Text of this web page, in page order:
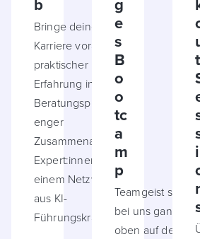
b
Bringe deine KI-
Karriere voran mit
praktischer
Erfahrung in Top-
Beratungsprojekten,
enger
Zusammenarbeit mit
Expert:innen und
einem Netzwerk
aus KI-
Führungskräften.
g
e
s
B
o
o
tc
a
m
p
Teamgeist steht
bei uns ganz
oben auf der
i